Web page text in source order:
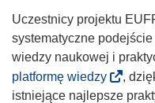
Uczestnicy projektu
systematyczne
wiedzy naukowej i
platformę wiedzy(
o
,
istniejące najlepsze